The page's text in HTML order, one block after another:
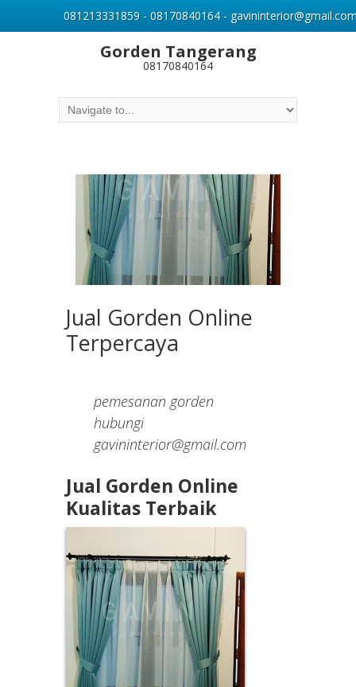
Gorden Tangerang
08170840164
Jual Gorden Online
Terpercaya
pemesanan gorden
hubungi
gavininterior@gmail.com
Jual Gorden Online
Kualitas Terbaik
081213331859 - 08170840164 -